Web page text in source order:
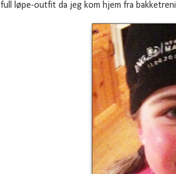
full løpe-outfit da jeg kom hjem fra